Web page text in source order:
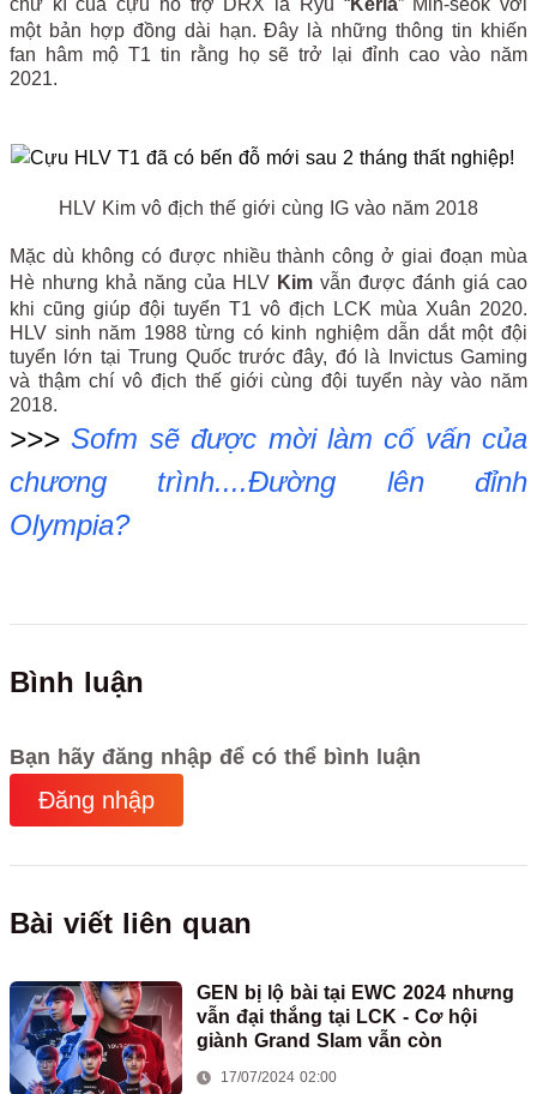
chữ kí của cựu hỗ trợ DRX là Ryu “Keria” Min-seok với
một bản hợp đồng dài hạn. Đây là những thông tin khiến
fan hâm mộ T1 tin rằng họ sẽ trở lại đỉnh cao vào năm
2021.
HLV Kim vô địch thế giới cùng IG vào năm 2018
Mặc dù không có được nhiều thành công ở giai đoạn mùa
Hè nhưng khả năng của HLV Kim vẫn được đánh giá cao
khi cũng giúp đội tuyển T1 vô địch LCK mùa Xuân 2020.
HLV sinh năm 1988 từng có kinh nghiệm dẫn dắt một đội
tuyển lớn tại Trung Quốc trước đây, đó là Invictus Gaming
và thậm chí vô địch thế giới cùng đội tuyển này vào năm
2018.
>>>Sofm sẽ được mời làm cố vấn của
chương trình....Đường lên đỉnh
Olympia?
Bình luận
Bạn hãy đăng nhập để có thể bình luận
Đăng nhập
Bài viết liên quan
GEN bị lộ bài tại EWC 2024 nhưng
vẫn đại thắng tại LCK - Cơ hội
giành Grand Slam vẫn còn
17/07/2024 02:00